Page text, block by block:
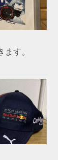
す。